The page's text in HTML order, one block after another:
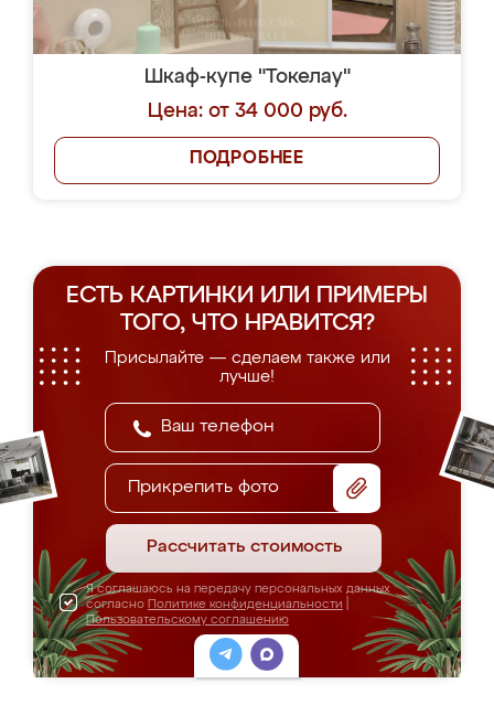
Шкаф-купе "Токелау"
Цена: от 34 000 руб.
ПОДРОБНЕЕ
ЕСТЬ КАРТИНКИ ИЛИ ПРИМЕРЫ
ТОГО, ЧТО НРАВИТСЯ?
Присылайте — сделаем также или
лучше!
Прикрепить фото
Рассчитать стоимость
Я соглашаюсь на передачу персональных данных
согласно Политике конфиденциальности
Пользовательскому соглашению